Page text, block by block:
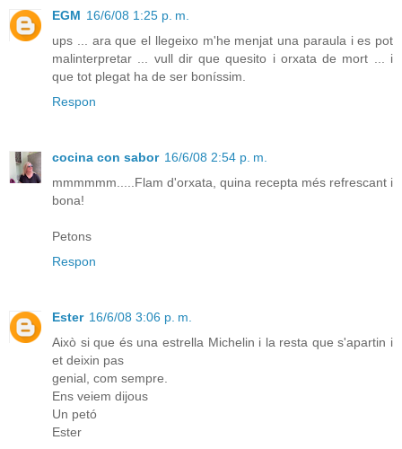
EGM 16/6/08 1:25 p. m.
ups ... ara que el llegeixo m'he menjat una paraula i es pot
malinterpretar ... vull dir que quesito i orxata de mort ... i
que tot plegat ha de ser boníssim.
Respon
cocina con sabor 16/6/08 2:54 p. m.
mmmmmm.....Flam d'orxata, quina recepta més refrescant i
bona!
Petons
Respon
Ester 16/6/08 3:06 p. m.
Això si que és una estrella Michelin i la resta que s'apartin i
et deixin pas
genial, com sempre.
Ens veiem dijous
Un petó
Ester